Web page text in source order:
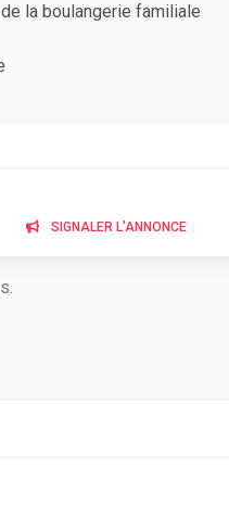
la boulangerie familiale
SIGNALER L'ANNONCE